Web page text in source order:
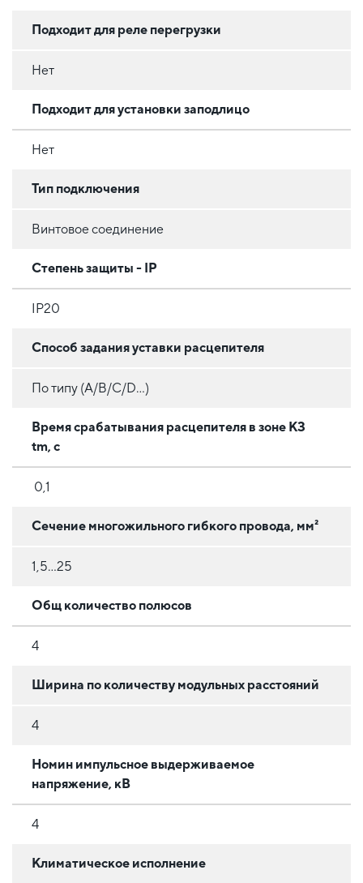
Подходит для реле перегрузки
Нет
Подходит для установки заподлицо
Нет
Тип подключения
Винтовое соединение
Степень защиты - IP
IP20
Способ задания уставки расцепителя
По типу (A/B/C/D...)
Время срабатывания расцепителя в зоне КЗ
tm, с
0,1
Сечение многожильного гибкого провода, мм²
1,5...25
Общ количество полюсов
4
Ширина по количеству модульных расстояний
4
Номин импульсное выдерживаемое
напряжение, кВ
4
Климатическое исполнение